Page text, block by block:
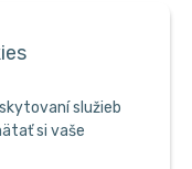
služieb
si vaše